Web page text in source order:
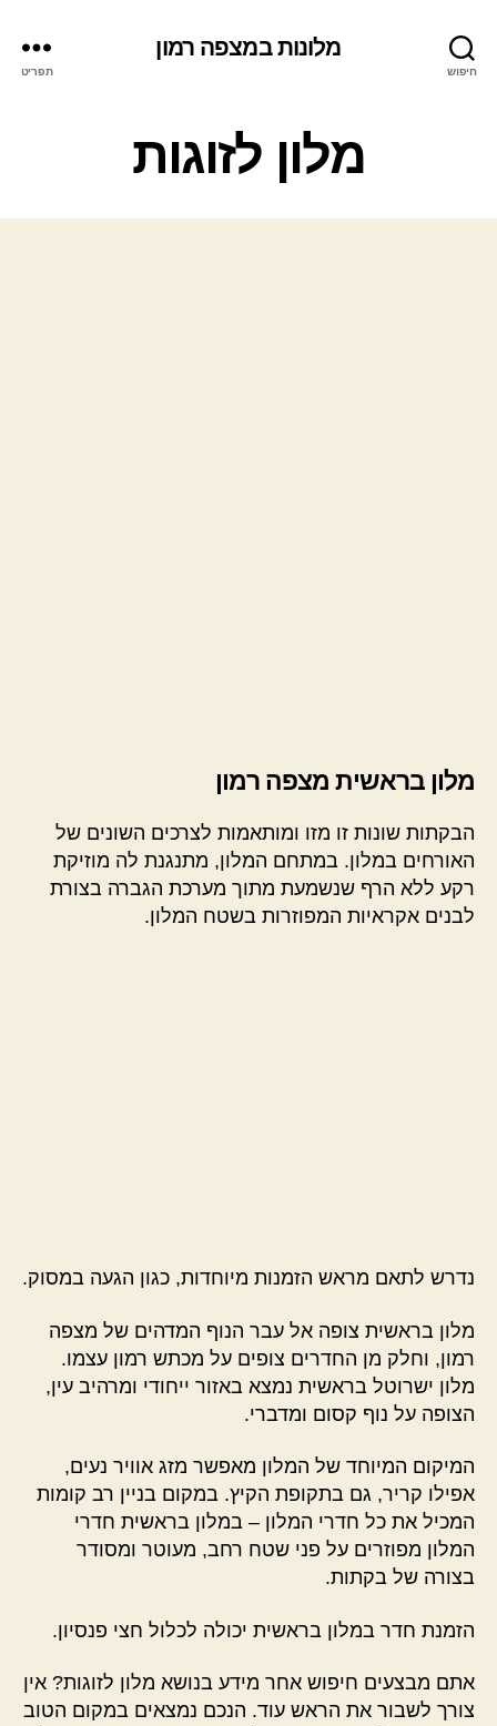
חיפוש
מלונות במצפה רמון
תפריט
ק
ט
מלון לזוגות
מלון בראשית מצפה רמון
הבקתות שונות זו מזו ומותאמות לצרכים השונים של
האורחים במלון. במתחם המלון, מתנגנת לה מוזיקת
רקע ללא הרף שנשמעת מתוך מערכת הגברה בצורת
לבנים אקראיות המפוזרות בשטח המלון.
נדרש לתאם מראש הזמנות מיוחדות, כגון הגעה במסוק.
מלון בראשית צופה אל עבר הנוף המדהים של מצפה
רמון, וחלק מן החדרים צופים על מכתש רמון עצמו.
מלון ישרוטל בראשית נמצא באזור ייחודי ומרהיב עין,
הצופה על נוף קסום ומדברי.
המיקום המיוחד של המלון מאפשר מזג אוויר נעים,
אפילו קריר, גם בתקופת הקיץ. במקום בניין רב קומות
המכיל את כל חדרי המלון – במלון בראשית חדרי
המלון מפוזרים על פני שטח רחב, מעוטר ומסודר
בצורה של בקתות.
הזמנת חדר במלון בראשית יכולה לכלול חצי פנסיון.
אתם מבצעים חיפוש אחר מידע בנושא מלון לזוגות? אין
צורך לשבור את הראש עוד. הנכם נמצאים במקום הטוב